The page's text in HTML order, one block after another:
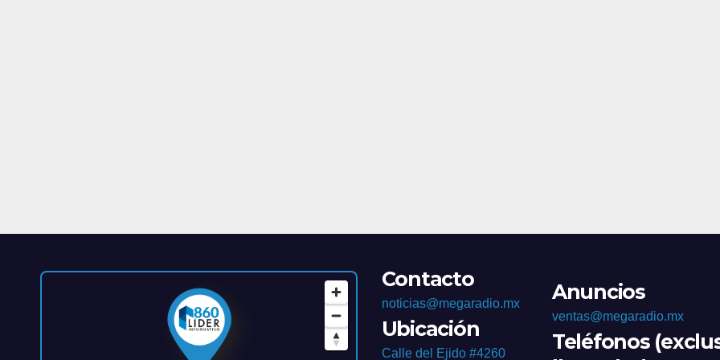
Contacto
noticias@megaradio.mx
Ubicación
Calle del Ejido #4260
Anuncios
ventas@megaradio.mx
Teléfonos